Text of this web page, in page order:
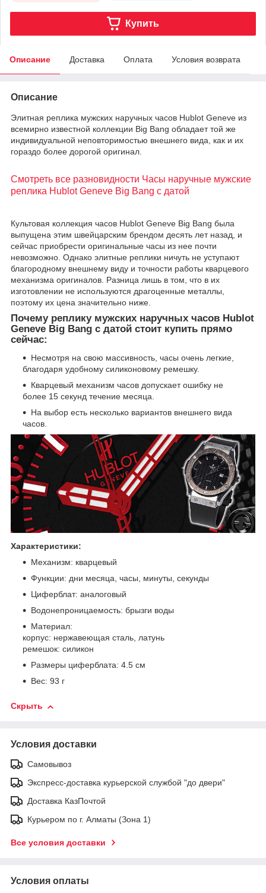
Купить
Описание Доставка Оплата Условия возврата
Описание
Элитная реплика мужских наручных часов Hublot Geneve из
всемирно известной коллекции Big Bang обладает той же
индивидуальной неповторимостью внешнего вида, как и их
гораздо более дорогой оригинал.
Смотреть все разновидности Часы наручные мужские
реплика Hublot Geneve Big Bang с датой
Культовая коллекция часов Hublot Geneve Big Bang была
выпущена этим швейцарским брендом десять лет назад, и
сейчас приобрести оригинальные часы из нее почти
невозможно. Однако элитные реплики ничуть не уступают
благородному внешнему виду и точности работы кварцевого
механизма оригиналов. Разница лишь в том, что в их
изготовлении не используются драгоценные металлы,
поэтому их цена значительно ниже.
Почему реплику мужских наручных часов Hublot
Geneve Big Bang с датой стоит купить прямо
сейчас:
Несмотря на свою массивность, часы очень легкие,
благодаря удобному силиконовому ремешку.
Кварцевый механизм часов допускает ошибку не
более 15 секунд течение месяца.
На выбор есть несколько вариантов внешнего вида
часов.
Характеристики:
Механизм: кварцевый
Функции: дни месяца, часы, минуты, секунды
Циферблат: аналоговый
Водонепроницаемость: брызги воды
Материал:
корпус: нержавеющая сталь, латунь
ремешок: силикон
Размеры циферблата: 4.5 см
Вес: 93 г
Скрыть
Условия доставки
Самовывоз
Экспресс-доставка курьерской службой "до двери"
Доставка КазПочтой
Курьером по г. Алматы (Зона 1)
Все условия доставки
Условия оплаты